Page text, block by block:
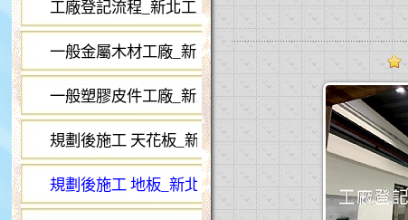
工廠登記流程_新北工廠登記
一般金屬木材工廠_新北工廠登記
一般塑膠皮件工廠_新北工廠登記
規劃後施工 天花板_新北工廠登記
規劃後施工 地板_新北工廠登記